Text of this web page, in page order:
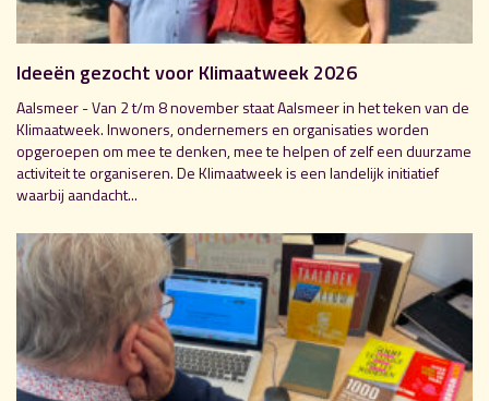
Ideeën gezocht voor Klimaatweek 2026
Aalsmeer - Van 2 t/m 8 november staat Aalsmeer in het teken van de
Klimaatweek. Inwoners, ondernemers en organisaties worden
opgeroepen om mee te denken, mee te helpen of zelf een duurzame
activiteit te organiseren. De Klimaatweek is een landelijk initiatief
waarbij aandacht...